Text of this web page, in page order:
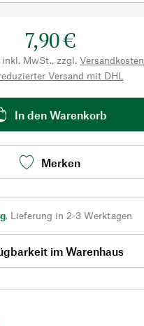
7,90 €
inkl. MwSt., zzgl. Versandkosten
Versand mit DHL
In den Warenkorb
Merken
, Lieferung in 2-3 Werktagen
im Warenhaus